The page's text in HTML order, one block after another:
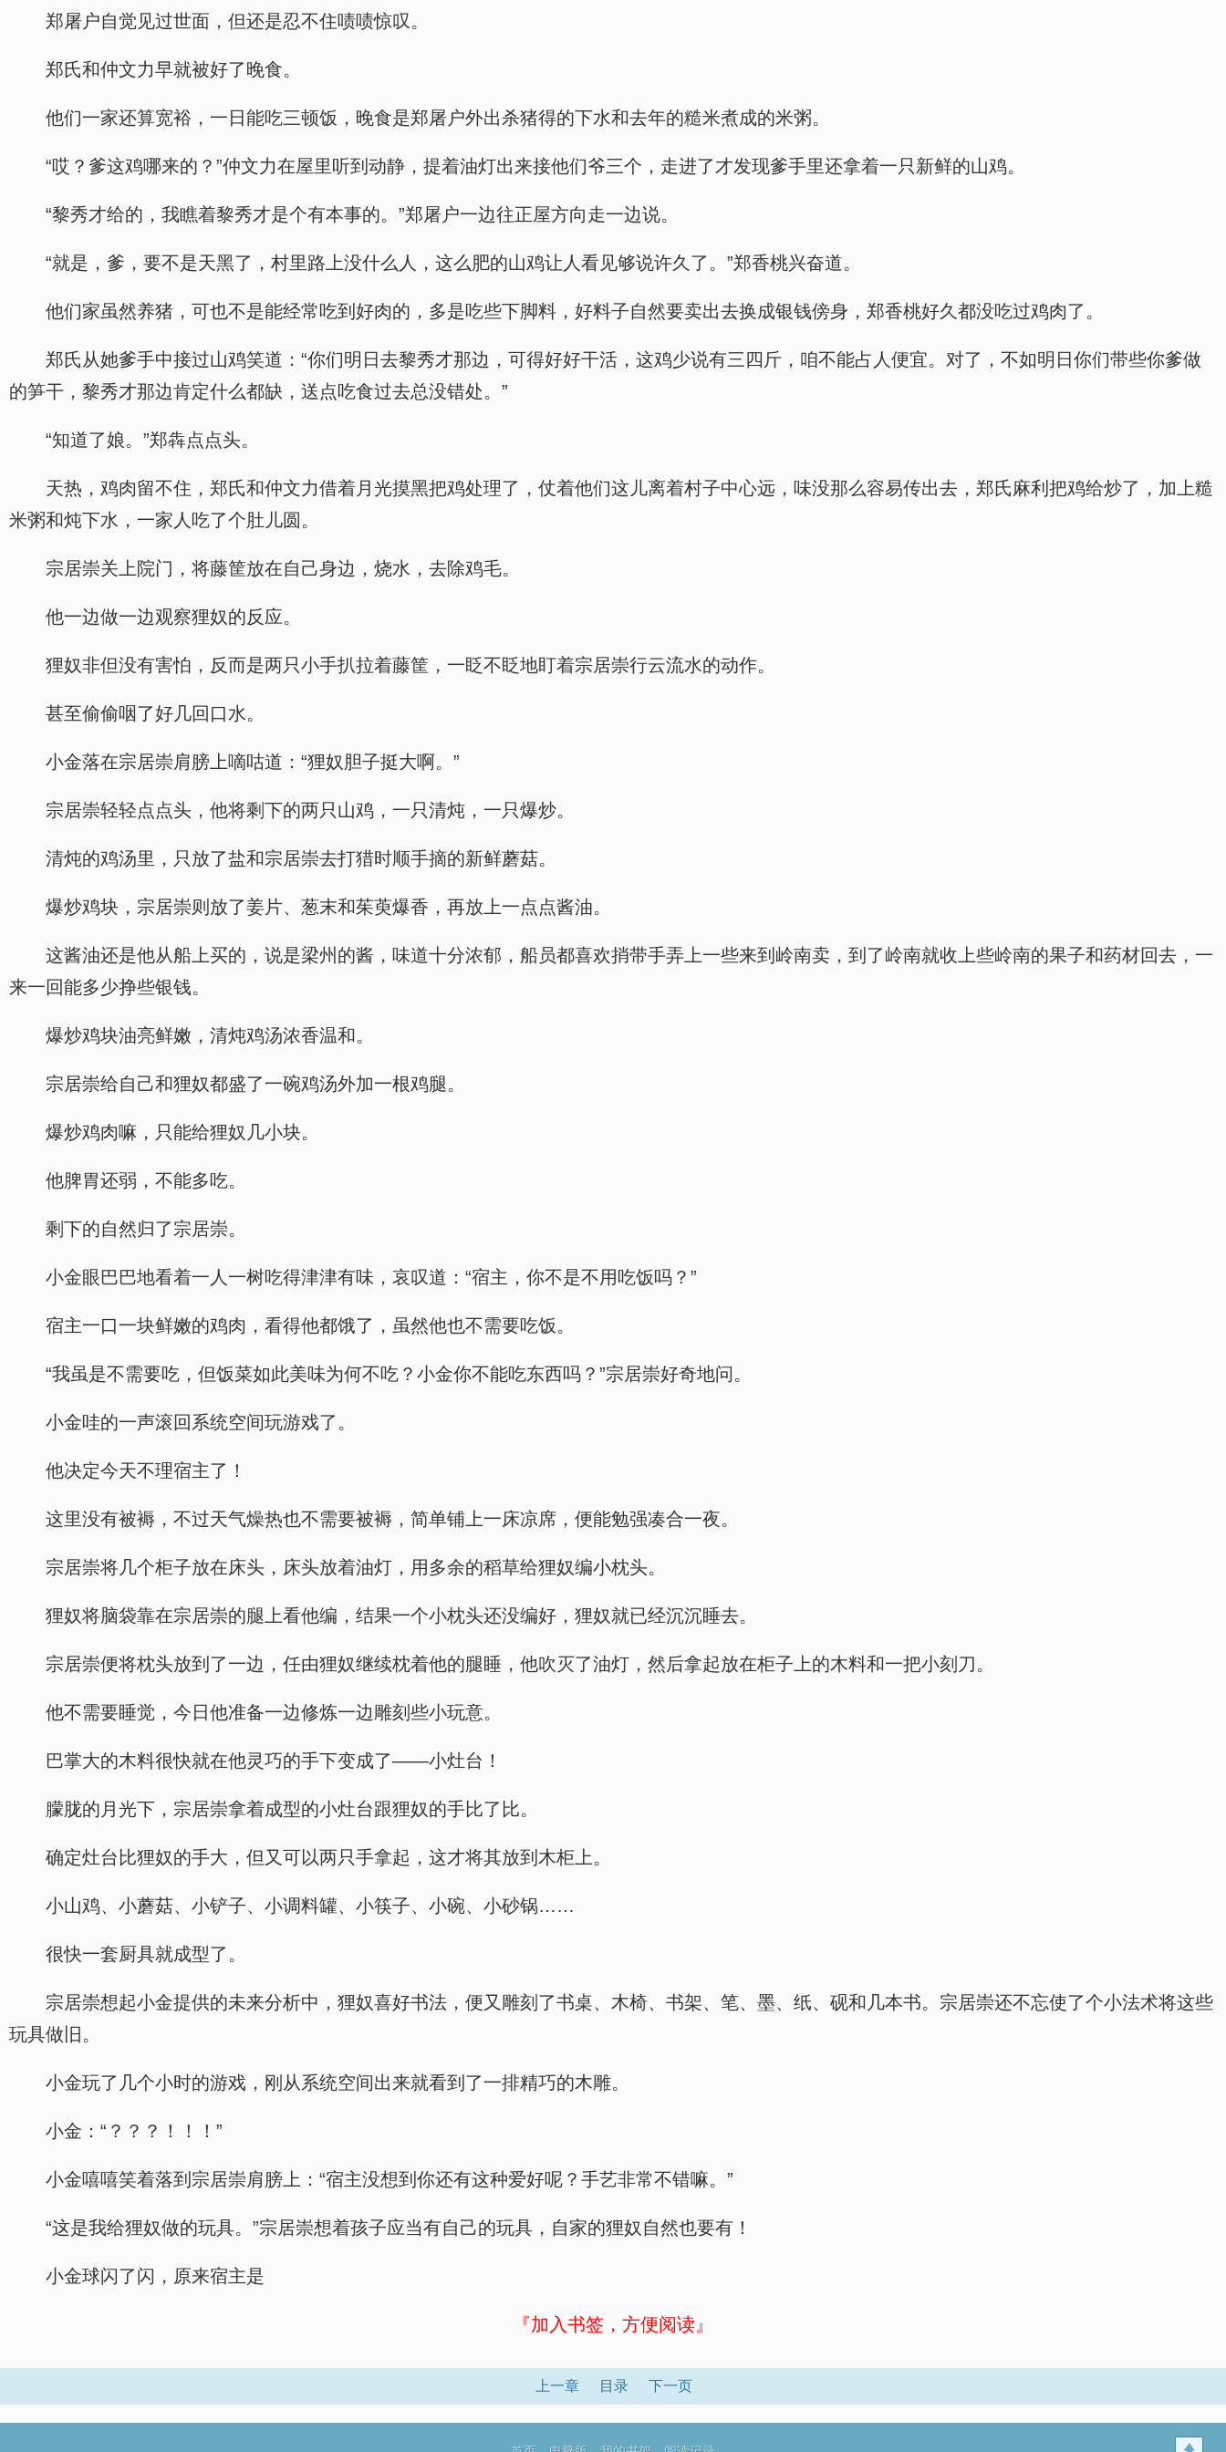
郑屠户自觉见过世面，但还是忍不住啧啧惊叹。
郑氏和仲文力早就被好了晚食。
他们一家还算宽裕，一日能吃三顿饭，晚食是郑屠户外出杀猪得的下水和去年的糙米煮成的米粥。
“哎？爹这鸡哪来的？”仲文力在屋里听到动静，提着油灯出来接他们爷三个，走进了才发现爹手里还拿着一只新鲜的山鸡。
“黎秀才给的，我瞧着黎秀才是个有本事的。”郑屠户一边往正屋方向走一边说。
“就是，爹，要不是天黑了，村里路上没什么人，这么肥的山鸡让人看见够说许久了。”郑香桃兴奋道。
他们家虽然养猪，可也不是能经常吃到好肉的，多是吃些下脚料，好料子自然要卖出去换成银钱傍身，郑香桃好久都没吃过鸡肉了。
郑氏从她爹手中接过山鸡笑道：“你们明日去黎秀才那边，可得好好干活，这鸡少说有三四斤，咱不能占人便宜。对了，不如明日你们带些你爹做
的笋干，黎秀才那边肯定什么都缺，送点吃食过去总没错处。”
“知道了娘。”郑犇点点头。
天热，鸡肉留不住，郑氏和仲文力借着月光摸黑把鸡处理了，仗着他们这儿离着村子中心远，味没那么容易传出去，郑氏麻利把鸡给炒了，加上糙
米粥和炖下水，一家人吃了个肚儿圆。
宗居崇关上院门，将藤筐放在自己身边，烧水，去除鸡毛。
他一边做一边观察狸奴的反应。
狸奴非但没有害怕，反而是两只小手扒拉着藤筐，一眨不眨地盯着宗居崇行云流水的动作。
甚至偷偷咽了好几回口水。
小金落在宗居崇肩膀上嘀咕道：“狸奴胆子挺大啊。”
宗居崇轻轻点点头，他将剩下的两只山鸡，一只清炖，一只爆炒。
清炖的鸡汤里，只放了盐和宗居崇去打猎时顺手摘的新鲜蘑菇。
爆炒鸡块，宗居崇则放了姜片、葱末和茱萸爆香，再放上一点点酱油。
这酱油还是他从船上买的，说是梁州的酱，味道十分浓郁，船员都喜欢捎带手弄上一些来到岭南卖，到了岭南就收上些岭南的果子和药材回去，一
来一回能多少挣些银钱。
爆炒鸡块油亮鲜嫩，清炖鸡汤浓香温和。
宗居崇给自己和狸奴都盛了一碗鸡汤外加一根鸡腿。
爆炒鸡肉嘛，只能给狸奴几小块。
他脾胃还弱，不能多吃。
剩下的自然归了宗居崇。
小金眼巴巴地看着一人一树吃得津津有味，哀叹道：“宿主，你不是不用吃饭吗？”
宿主一口一块鲜嫩的鸡肉，看得他都饿了，虽然他也不需要吃饭。
“我虽是不需要吃，但饭菜如此美味为何不吃？小金你不能吃东西吗？”宗居崇好奇地问。
小金哇的一声滚回系统空间玩游戏了。
他决定今天不理宿主了！
这里没有被褥，不过天气燥热也不需要被褥，简单铺上一床凉席，便能勉强凑合一夜。
宗居崇将几个柜子放在床头，床头放着油灯，用多余的稻草给狸奴编小枕头。
狸奴将脑袋靠在宗居崇的腿上看他编，结果一个小枕头还没编好，狸奴就已经沉沉睡去。
宗居崇便将枕头放到了一边，任由狸奴继续枕着他的腿睡，他吹灭了油灯，然后拿起放在柜子上的木料和一把小刻刀。
他不需要睡觉，今日他准备一边修炼一边雕刻些小玩意。
巴掌大的木料很快就在他灵巧的手下变成了——小灶台！
朦胧的月光下，宗居崇拿着成型的小灶台跟狸奴的手比了比。
确定灶台比狸奴的手大，但又可以两只手拿起，这才将其放到木柜上。
小山鸡、小蘑菇、小铲子、小调料罐、小筷子、小碗、小砂锅……
很快一套厨具就成型了。
宗居崇想起小金提供的未来分析中，狸奴喜好书法，便又雕刻了书桌、木椅、书架、笔、墨、纸、砚和几本书。宗居崇还不忘使了个小法术将这些
玩具做旧。
小金玩了几个小时的游戏，刚从系统空间出来就看到了一排精巧的木雕。
小金：“？？？！！！”
小金嘻嘻笑着落到宗居崇肩膀上：“宿主没想到你还有这种爱好呢？手艺非常不错嘛。”
“这是我给狸奴做的玩具。”宗居崇想着孩子应当有自己的玩具，自家的狸奴自然也要有！
小金球闪了闪，原来宿主是
『加入书签，方便阅读』
上一章 目录 下一页